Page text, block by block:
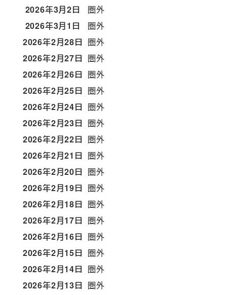
2026年3月2日
圏外
2026年3月1日
圏外
2026年2月28日 圏外
2026年2月27日 圏外
2026年2月26日 圏外
2026年2月25日 圏外
2026年2月24日 圏外
2026年2月23日 圏外
2026年2月22日 圏外
2026年2月21日 圏外
2026年2月20日 圏外
2026年2月19日 圏外
2026年2月18日 圏外
2026年2月17日 圏外
2026年2月16日 圏外
2026年2月15日 圏外
2026年2月14日 圏外
2026年2月13日 圏外